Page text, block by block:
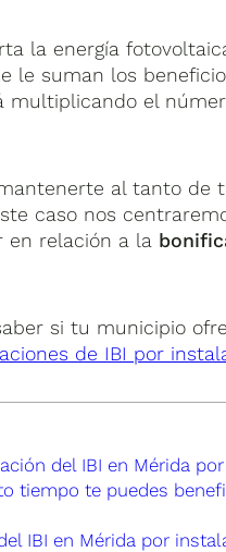
la energía
le suman los
multiplicando el
al tanto
caso nos
en relación a la
si tu municipio
de IBI por
del IBI en Mérida
tiempo te puedes
IBI en Mérida por